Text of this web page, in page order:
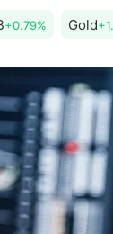
+0.79% Gold